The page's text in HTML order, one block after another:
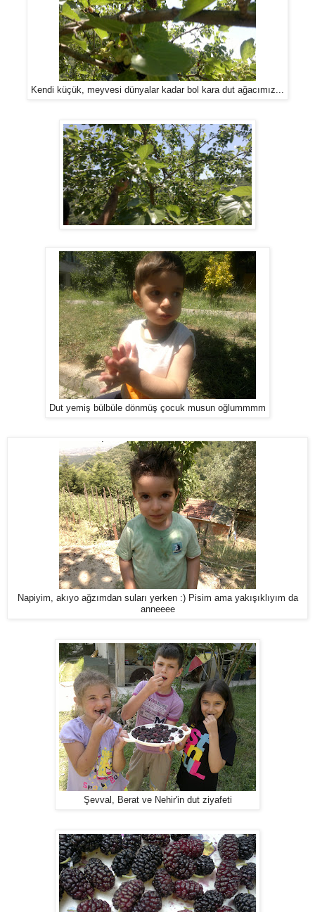
Kendi küçük, meyvesi dünyalar kadar bol kara dut ağacımız...
Dut yemiş bülbüle dönmüş çocuk musun oğlummmm
Napiyim, akıyo ağzımdan suları yerken :) Pisim ama yakışıklıyım da
anneeee
Şevval, Berat ve Nehir'in dut ziyafeti